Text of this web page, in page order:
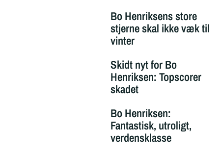
Bo Henriksens store
stjerne skal ikke væk til
vinter
Skidt nyt for Bo
Henriksen: Topscorer
skadet
Bo Henriksen:
Fantastisk, utroligt,
verdensklasse